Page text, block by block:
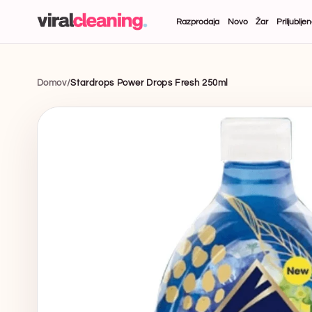
vsebino
Razprodaja Novo Žar
Domov/Stardrops Power Drops Fresh 250ml
neposredno